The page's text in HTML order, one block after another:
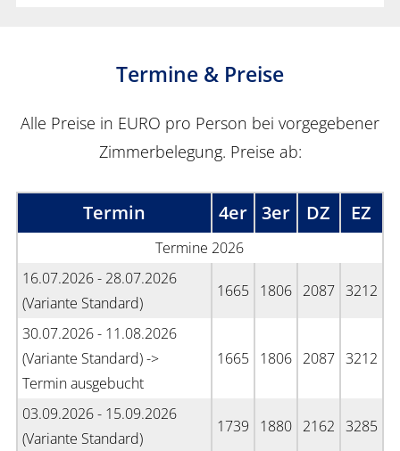
Termine & Preise
Alle Preise in EURO pro Person bei vorgegebener
Zimmerbelegung. Preise ab:
Termin 4er 3er DZ EZ
Termine 2026
16.07.2026 - 28.07.2026
(Variante Standard)
1665 1806 2087 3212
30.07.2026 - 11.08.2026
(Variante Standard) ->
Termin ausgebucht
1665 1806 2087 3212
03.09.2026 - 15.09.2026
(Variante Standard)
1739 1880 2162 3285